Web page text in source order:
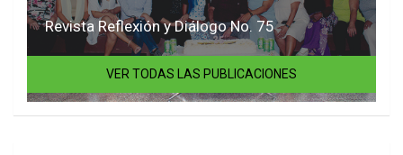
Revista Reflexión y Diálogo No. 75
VER TODAS LAS PUBLICACIONES